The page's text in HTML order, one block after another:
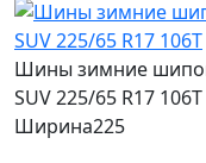
Шины зимние
SUV 225/65 R17 106T
Ширина225